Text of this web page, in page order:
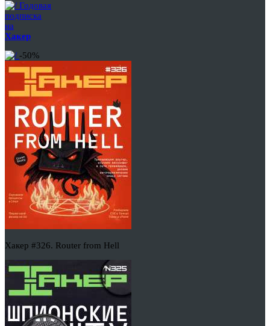
Годовая
подписка
на
Хакер
-50%
Хакер #326. Router from Hell